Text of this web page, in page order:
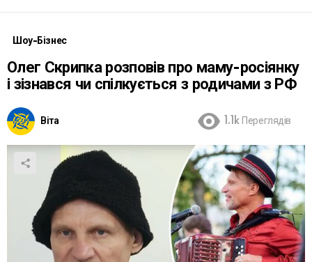
Шоу-Бізнес
Олег Скрипка розповів про маму-росіянку
і зізнався чи спілкується з родичами з РФ
Віта 1.1k Переглядів